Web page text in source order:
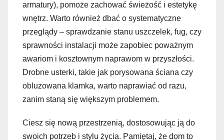
armatury), pomoże zachować świeżość i estetykę
wnętrz. Warto również dbać o systematyczne
przeglądy – sprawdzanie stanu uszczelek, fug, czy
sprawności instalacji może zapobiec poważnym
awariom i kosztownym naprawom w przyszłości.
Drobne usterki, takie jak porysowana ściana czy
obluzowana klamka, warto naprawiać od razu,
zanim staną się większym problemem.
Ciesz się nową przestrzenią, dostosowując ją do
swoich potrzeb i stylu życia. Pamiętaj, że dom to